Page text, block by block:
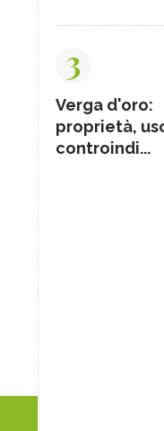
3
Verga d'oro:
proprietà,
controindi...